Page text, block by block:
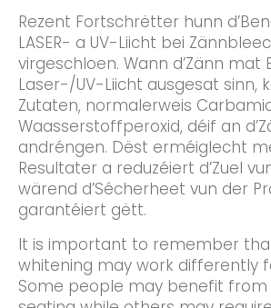
Rezent Fortschrëtter hunn
LASER- a UV-Liicht bei
virgeschloen. Wann d’Zänn
Laser-/UV-Liicht ausgesat sinn,
Zutaten, normalerweis
Waasserstoffperoxid, déif an
andréngen. Dëst erméiglecht
Resultater a reduzéiert d’Zuel
wärend d’Sécherheet vun der
garantéiert gëtt.
It is important to remember
whitening may work differently
Some people may benefit from